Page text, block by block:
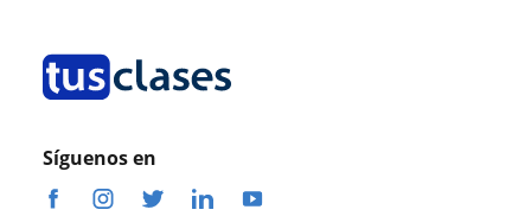
Síguenos en